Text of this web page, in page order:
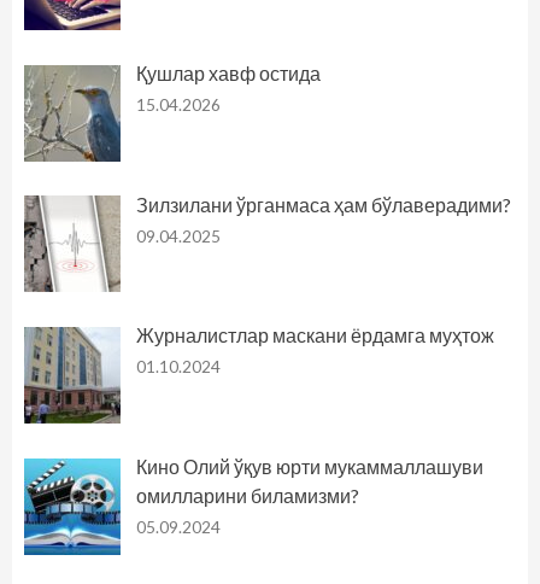
Қушлар хавф остида
15.04.2026
Зилзилани ўрганмаса ҳам бўлаверадими?
09.04.2025
Журналистлар маскани ёрдамга муҳтож
01.10.2024
Кино Олий ўқув юрти мукаммаллашуви
омилларини биламизми?
05.09.2024